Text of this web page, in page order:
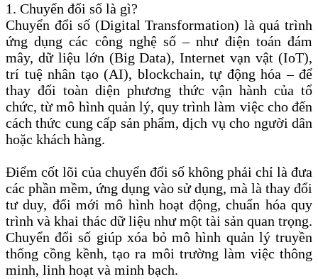
1. Chuyển đổi số là gì?
Chuyển đổi số (Digital Transformation) là quá trình
ứng dụng các công nghệ số – như điện toán đám
mây, dữ liệu lớn (Big Data), Internet vạn vật (IoT),
trí tuệ nhân tạo (AI), blockchain, tự động hóa – để
thay đổi toàn diện phương thức vận hành của tổ
chức, từ mô hình quản lý, quy trình làm việc cho đến
cách thức cung cấp sản phẩm, dịch vụ cho người dân
hoặc khách hàng.
Điểm cốt lõi của chuyển đổi số không phải chỉ là đưa
các phần mềm, ứng dụng vào sử dụng, mà là thay đổi
tư duy, đổi mới mô hình hoạt động, chuẩn hóa quy
trình và khai thác dữ liệu như một tài sản quan trọng.
Chuyển đổi số giúp xóa bỏ mô hình quản lý truyền
thống cồng kềnh, tạo ra môi trường làm việc thông
minh, linh hoạt và minh bạch.